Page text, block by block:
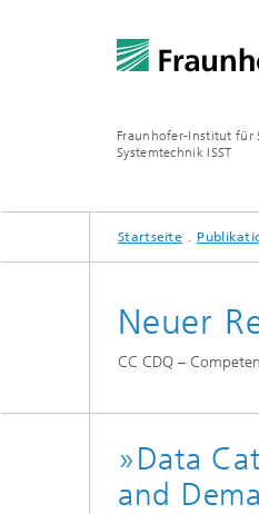
Fraunhofer-Institut für
Systemtechnik ISST
DAS
ABTEILUNGEN
KOMPETENZEN
JOBS | KARRIERE
Startseite
Neuer
CC CDQ –
»Data
and